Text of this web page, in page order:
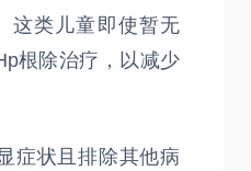
这类儿童即使暂无
根除治疗，以减少
症状且排除其他病